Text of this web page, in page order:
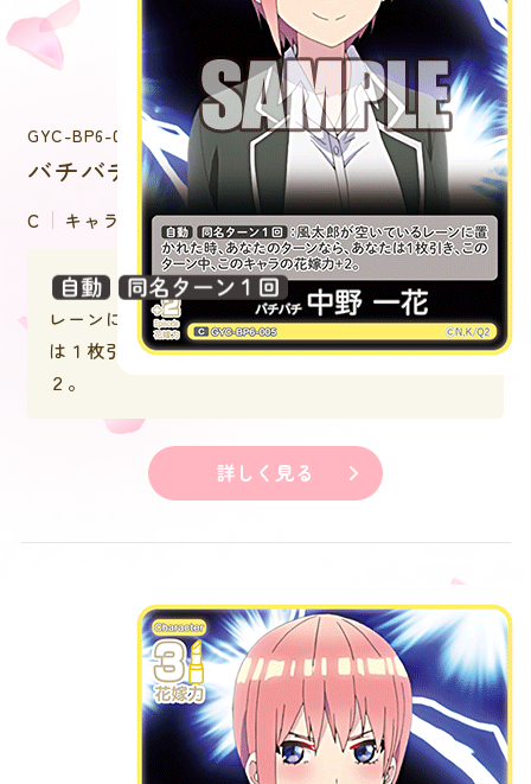
GYC-BP6-005
バチバチ 中野 一花
C キャラクター
：風太郎が空いている
レーンに置かれた時、あなたのターンなら、あなた
は１枚引き、このターン中、このキャラの花嫁力＋
２。
詳しく見る